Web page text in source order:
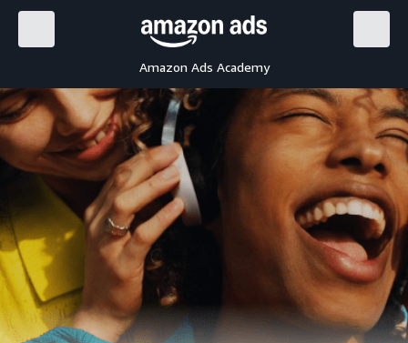
Amazon Ads Academy